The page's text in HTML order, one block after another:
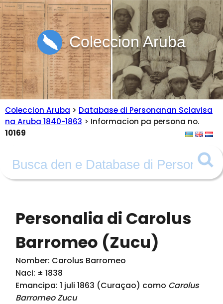
Coleccion Aruba
Coleccion Aruba > Database di Personanan Sclavisa
na Aruba 1840-1863 > Informacion pa persona no.
10169
Personalia di Carolus
Barromeo (Zucu)
Nomber: Carolus Barromeo
Naci: ± 1838
Emancipa: 1 juli 1863 (Curaçao) como Carolus
Barromeo Zucu